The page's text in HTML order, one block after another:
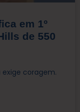
em 1º
de 550
exige coragem.